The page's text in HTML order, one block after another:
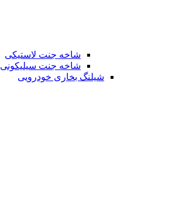
شاخه جنت لاستیکی
شاخه جنت سیلیکونی
شیلنگ بخاری خودرویی